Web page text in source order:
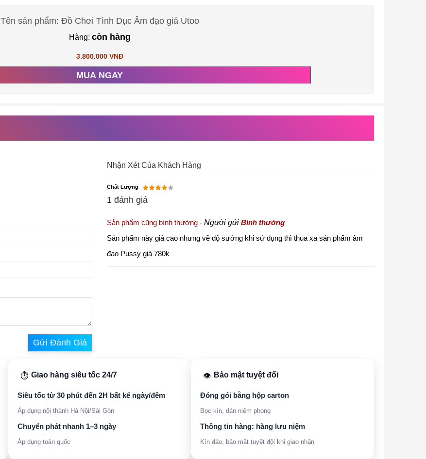
Tên sản phẩm: Đồ Chơi Tình Dục Âm đạo giả Utoo
Hàng: còn hàng
3.800.000 VNĐ
MUA NGAY
Gửi Đánh Giá
Nhận Xét Của Khách Hàng
Chất Lượng
1 đánh giá
Sản phẩm cũng bình thường - Người gửi Bình thường
Sản phẩm này giá cao nhưng về độ sướng khi sử dụng thì thua xa sản phẩm âm
đạo Pussy giá 780k
⏱️ Giao hàng siêu tốc 24/7
Siêu tốc từ 30 phút đến 2H bất kể ngày/đêm
Áp dụng nội thành Hà Nội/Sài Gòn
Chuyển phát nhanh 1–3 ngày
Áp dụng toàn quốc
👁️ Bảo mật tuyệt đối
Đóng gói bằng hộp carton
Bọc kín, dán niêm phong
Thông tin hàng: hàng lưu niệm
Kín đáo, bảo mật tuyệt đội khi giao nhận